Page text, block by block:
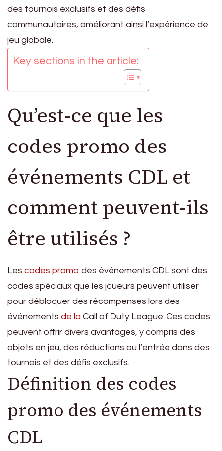
des tournois exclusifs et des défis
communautaires, améliorant ainsi l’expérience de
jeu globale.
Key sections in the article:
Qu’est-ce que les
codes promo des
événements CDL et
comment peuvent-ils
être utilisés ?
Les codes promo des événements CDL sont des
codes spéciaux que les joueurs peuvent utiliser
pour débloquer des récompenses lors des
événements de la Call of Duty League. Ces codes
peuvent offrir divers avantages, y compris des
objets en jeu, des réductions ou l’entrée dans des
tournois et des défis exclusifs.
Définition des codes
promo des événements
CDL